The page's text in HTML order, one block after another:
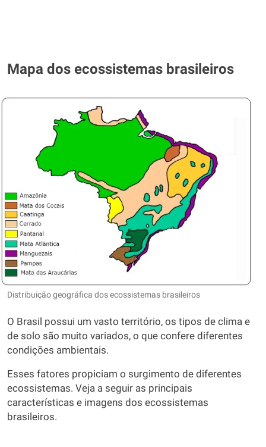
Mapa dos ecossistemas brasileiros
Distribuição geográfica dos ecossistemas brasileiros
O Brasil possui um vasto território, os tipos de clima e
de solo são muito variados, o que confere diferentes
condições ambientais.
Esses fatores propiciam o surgimento de diferentes
ecossistemas. Veja a seguir as principais
características e imagens dos ecossistemas
brasileiros.